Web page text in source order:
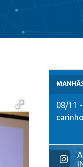
08/11